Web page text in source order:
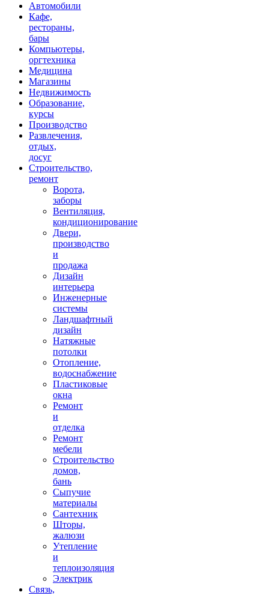
Автомобили
Кафе,
рестораны,
бары
Компьютеры,
оргтехника
Медицина
Магазины
Недвижимость
Образование,
курсы
Производство
Развлечения,
отдых,
досуг
Строительство,
ремонт
Ворота,
заборы
Вентиляция,
кондиционирование
Двери,
производство
и
продажа
Дизайн
интерьера
Инженерные
системы
Ландшафтный
дизайн
Натяжные
потолки
Отопление,
водоснабжение
Пластиковые
окна
Ремонт
и
отделка
Ремонт
мебели
Строительство
домов,
бань
Сыпучие
материалы
Сантехник
Шторы,
жалюзи
Утепление
и
теплоизоляция
Электрик
Связь,